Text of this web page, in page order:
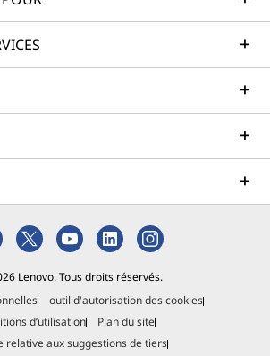
Lenovo. Tous droits réservés.
outil d'autorisation des cookies
d’utilisation
Plan du site
relative aux suggestions de tiers